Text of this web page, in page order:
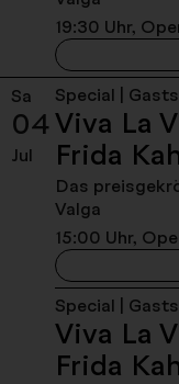
19:30 Uhr,
Sa
04
Jul
Special |
Viva La
Frida
Das
Valga
15:00 Uhr,
Special |
Viva La
Frida